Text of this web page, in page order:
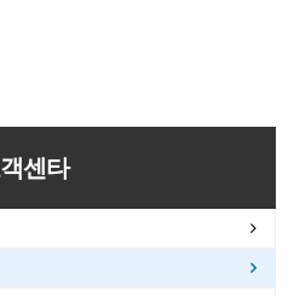
센타